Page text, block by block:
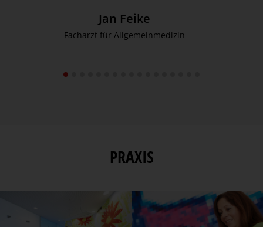
Jan Feike
Facharzt für Allgemeinmedizin
PRAXIS